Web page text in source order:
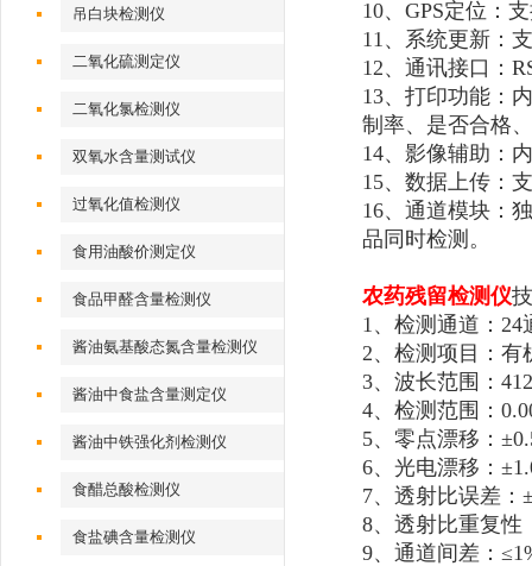
吊白块检测仪
二氧化硫测定仪
二氧化氯检测仪
双氧水含量测试仪
过氧化值检测仪
食用油酸价测定仪
食品甲醛含量检测仪
酱油氨基酸态氮含量检测仪
酱油中食盐含量测定仪
酱油中铁强化剂检测仪
食醋总酸检测仪
食盐碘含量检测仪
10、GPS定位：
11、系统更新：
12、通讯接口：
13、打印功能：
制率、是否合格
14、影像辅助：
15、数据上传：
16、通道模块：
品同时检测。
农药残留检测仪
1、检测通道：24
2、检测项目：有
3、波长范围：
4、检测范围：
5、零点漂移：
6、光电漂移：
7、透射比误差：
8、透射比重复性
9、通道间差：